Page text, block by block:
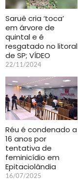
Saruê cria ‘toca’
em árvore de
quintal e é
resgatado no litoral
de SP; VÍDEO
22/11/2024
Réu é condenado a
16 anos por
tentativa de
feminicídio em
Epitaciolândia
16/07/2025